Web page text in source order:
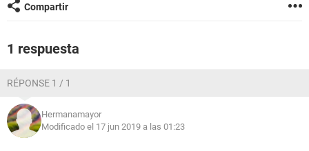
Compartir
1 respuesta
RÉPONSE 1 / 1
Hermanamayor
Modificado el 17 jun 2019 a las 01:23